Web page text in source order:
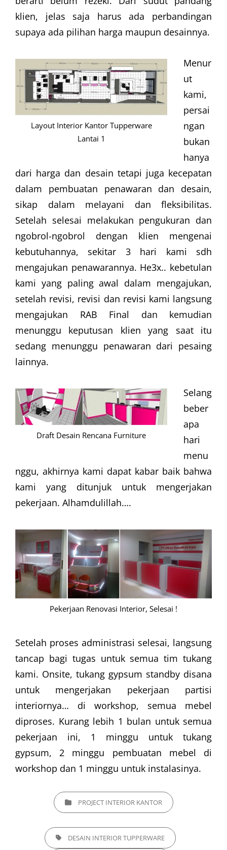
klien, jelas saja harus ada perbandingan
supaya ada pilihan harga maupun desainnya.
Layout Interior Kantor Tupperware
Lantai 1
Menur
ut
kami,
persai
ngan
bukan
hanya
dari harga dan desain tetapi juga kecepatan
dalam pembuatan penawaran dan desain,
sikap dalam melayani dan fleksibilitas.
Setelah selesai melakukan pengukuran dan
ngobrol-ngobrol dengan klien mengenai
kebutuhannya, sekitar 3 hari kami sdh
mengajukan penawarannya. He3x.. kebetulan
kami yang paling awal dalam mengajukan,
setelah revisi, revisi dan revisi kami langsung
mengajukan RAB Final dan kemudian
menunggu keputusan klien yang saat itu
sedang menunggu penawaran dari pesaing
lainnya.
Draft Desain Rencana Furniture
Selang
beber
apa
hari
menu
nggu, akhirnya kami dapat kabar baik bahwa
kami yang ditunjuk untuk mengerjakan
pekerjaan. Alhamdulillah….
Pekerjaan Renovasi Interior, Selesai !
Setelah proses administrasi selesai, langsung
tancap bagi tugas untuk semua tim tukang
kami. Onsite, tukang gypsum standby disana
untuk mengerjakan pekerjaan partisi
interiornya… di workshop, semua mebel
diproses. Kurang lebih 1 bulan untuk semua
pekerjaan ini, 1 minggu untuk tukang
gypsum, 2 minggu pembuatan mebel di
workshop dan 1 minggu untuk instalasinya.
CATEGORIESPROJECT INTERIOR KANTOR
TAGS, DESAIN INTERIOR TUPPERWARE